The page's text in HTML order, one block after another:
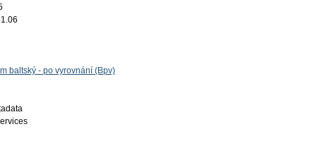
baltský - po vyrovnání (Bpv)